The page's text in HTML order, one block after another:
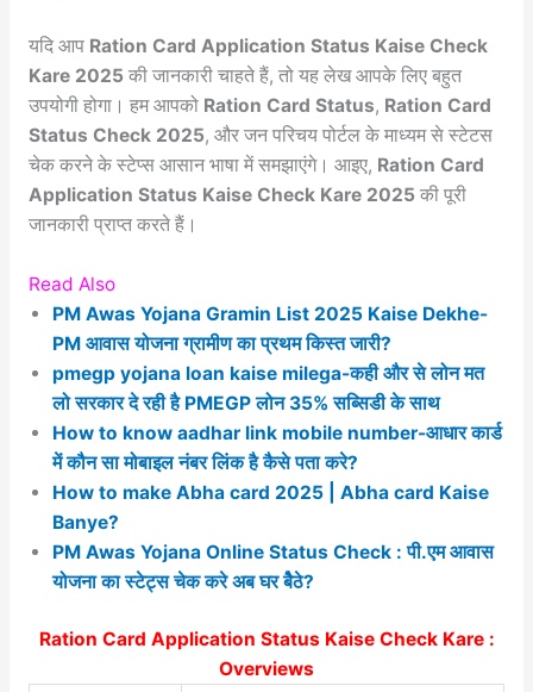
यदि आप Ration Card Application Status Kaise Check
Kare 2025 की जानकारी चाहते हैं, तो यह लेख आपके लिए बहुत
उपयोगी होगा। हम आपको Ration Card Status, Ration Card
Status Check 2025, और जन परिचय पोर्टल के माध्यम से स्टेटस
चेक करने के स्टेप्स आसान भाषा में समझाएंगे। आइए, Ration Card
Application Status Kaise Check Kare 2025 की पूरी
जानकारी प्राप्त करते हैं।
Read Also
PM Awas Yojana Gramin List 2025 Kaise Dekhe-
PM आवास योजना ग्रामीण का प्रथम किस्त जारी?
pmegp yojana loan kaise milega-कही और से लोन मत
लो सरकार दे रही है PMEGP लोन 35% सब्सिडी के साथ
How to know aadhar link mobile number-आधार कार्ड
में कौन सा मोबाइल नंबर लिंक है कैसे पता करे?
How to make Abha card 2025 | Abha card Kaise
Banye?
PM Awas Yojana Online Status Check : पी.एम आवास
योजना का स्टेट्स चेक करे अब घर बैेठे?
Ration Card Application Status Kaise Check Kare :
Overviews